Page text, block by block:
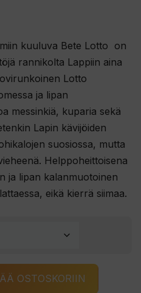
kuuluva Bete Lotto on
rannikolta Lappiin aina
Lotto
ja lipan
messinkiä, kuparia sekä
Lapin kävijöiden
suosiossa, mutta
Helppoheittoisena
ja lipan kalanmuotoinen
eikä kierrä siimaa.
OSTOSKORIIN